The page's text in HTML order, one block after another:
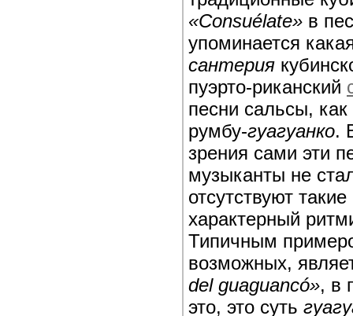
«Consuélate» в
упоминается
сантерия
пуэрто-риканский
песни сальсы,
румбу-гуагуанко.
зрения сами эти
музыканты не
отсутствуют
характерный
Типичным
возможных,
del guaguancó», в
это, это суть